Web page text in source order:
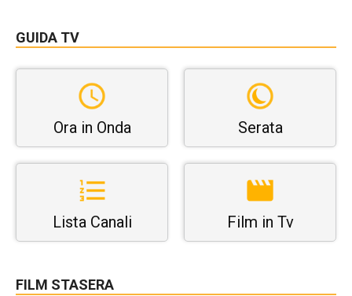
GUIDA TV
Ora in Onda Serata
Lista Canali Film in Tv
FILM STASERA